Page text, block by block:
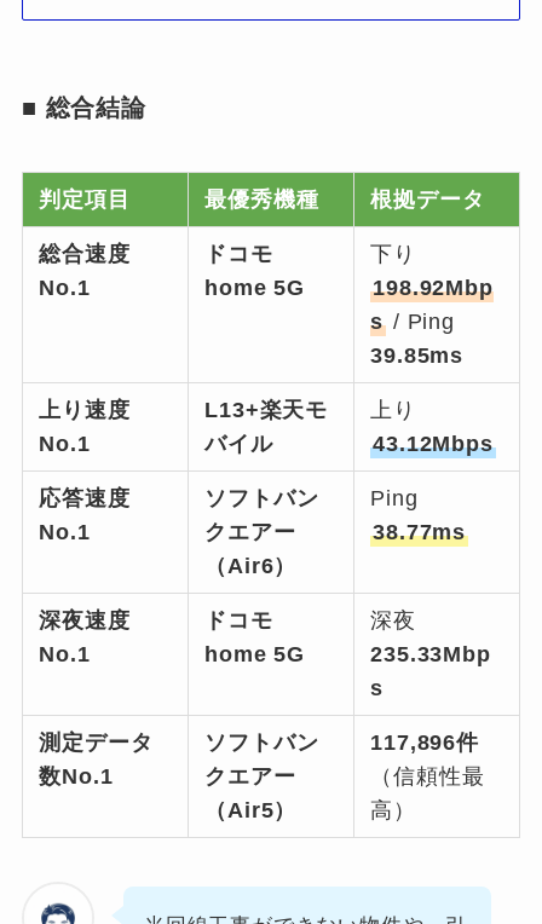
■ 総合結論
判定項目 最優秀機種 根拠データ
総合速度
No.1
ドコモ
home 5G
下り
198.92Mbp
s / Ping
39.85ms
上り速度
No.1
L13+楽天モ
バイル
上り
43.12Mbps
応答速度
No.1
ソフトバン
クエアー
（Air6）
Ping
38.77ms
深夜速度
No.1
ドコモ
home 5G
深夜
235.33Mbp
s
測定データ
数No.1
ソフトバン
クエアー
（Air5）
117,896件
（信頼性最
高）